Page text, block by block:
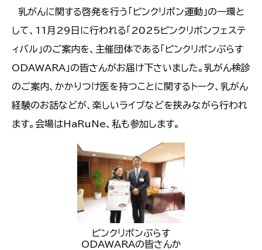
乳がんに関する啓発を行う「ピンクリボン運動」の一環と
して、11月29日に行われる「2025ピンクリボンフェステ
ィバル」のご案内を、主催団体である「ピンクリボンぷらす
ODAWARA」の皆さんがお届け下さいました。乳がん検診
のご案内、かかりつけ医を持つことに関するトーク、乳がん
経験のお話などが、楽しいライブなどを挟みながら行われ
ます。会場はHaRuNe、私も参加します。
ピンクリボンぷらす
ODAWARAの皆さんか